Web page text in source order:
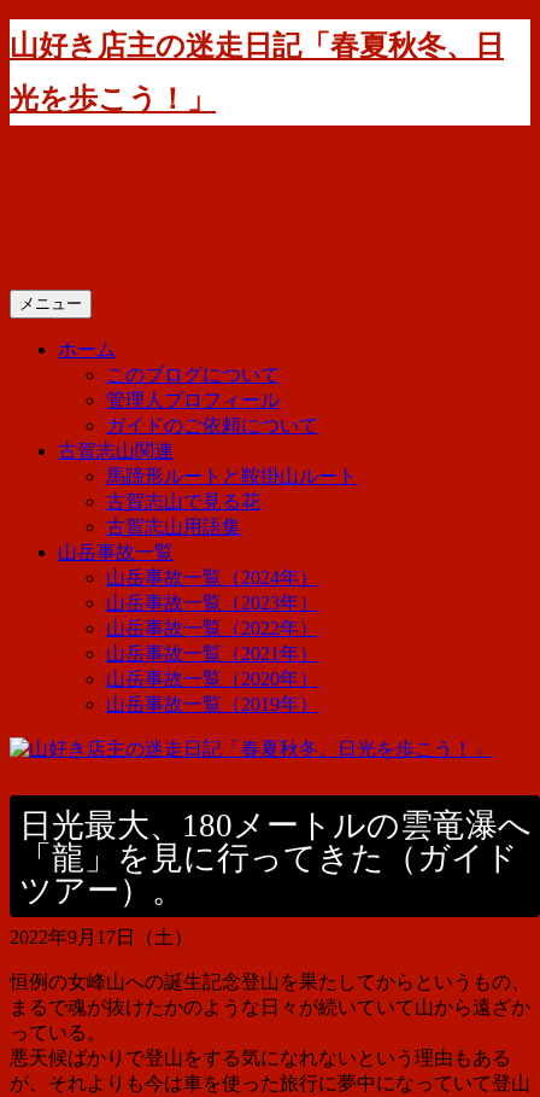
コ
ン
テ
ン
ツ
山好き店主の迷走日記「春夏秋冬、日
光を歩こう！」
メニュー
ホーム
このブログについて
管理人プロフィール
ガイドのご依頼について
古賀志山関連
馬蹄形ルートと鞍掛山ルート
古賀志山で見る花
古賀志山用語集
山岳事故一覧
山岳事故一覧（2024年）
山岳事故一覧（2023年）
山岳事故一覧（2022年）
山岳事故一覧（2021年）
山岳事故一覧（2020年）
山岳事故一覧（2019年）
日光最大、180メートルの雲竜瀑へ
「龍」を見に行ってきた（ガイド
ツアー）。
2022年9月17日（土）
恒例の女峰山への誕生記念登山を果たしてからというもの、
まるで魂が抜けたかのような日々が続いていて山から遠ざか
っている。
悪天候ばかりで登山をする気になれないという理由もある
が、それよりも今は車を使った旅行に夢中になっていて登山